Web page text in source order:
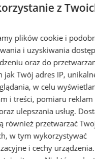
To jednak
z
plików cookie i
i uzyskiwania
oraz do
jak Twój adres IP,
w celu
i treści, pomiaru reklam
ulepszania usług.
również przetwarzać
w tym wykorzystywać
i cechy